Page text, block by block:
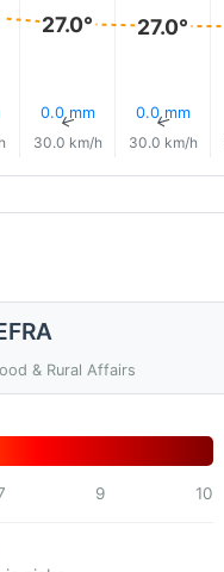
27.0°
0.0 mm
↑
30.0 km/h
27.0°
0.0 mm
↑
30.0 km/h
& Rural Affairs
9 10